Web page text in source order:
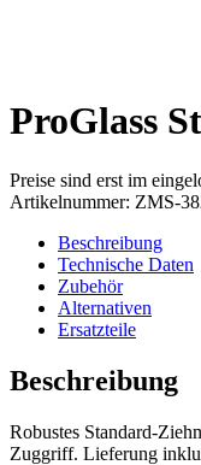
ProGlass
Preise sind erst im
Artikelnummer: ZMS-
Beschreibung
Technische Daten
Zubehör
Alternativen
Ersatzteile
Beschreibung
Robustes Standard-
Zuggriff. Lieferung